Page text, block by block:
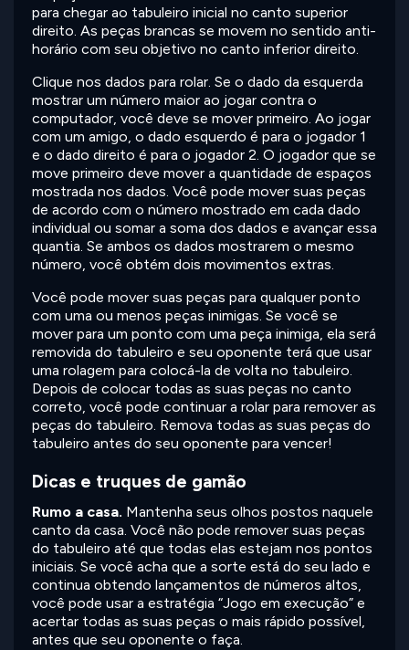
para chegar ao tabuleiro inicial no canto superior
direito. As peças brancas se movem no sentido anti-
horário com seu objetivo no canto inferior direito.
Clique nos dados para rolar. Se o dado da esquerda
mostrar um número maior ao jogar contra o
computador, você deve se mover primeiro. Ao jogar
com um amigo, o dado esquerdo é para o jogador 1
e o dado direito é para o jogador 2. O jogador que se
move primeiro deve mover a quantidade de espaços
mostrada nos dados. Você pode mover suas peças
de acordo com o número mostrado em cada dado
individual ou somar a soma dos dados e avançar essa
quantia. Se ambos os dados mostrarem o mesmo
número, você obtém dois movimentos extras.
Você pode mover suas peças para qualquer ponto
com uma ou menos peças inimigas. Se você se
mover para um ponto com uma peça inimiga, ela será
removida do tabuleiro e seu oponente terá que usar
uma rolagem para colocá-la de volta no tabuleiro.
Depois de colocar todas as suas peças no canto
correto, você pode continuar a rolar para remover as
peças do tabuleiro. Remova todas as suas peças do
tabuleiro antes do seu oponente para vencer!
Dicas e truques de gamão
Rumo a casa. Mantenha seus olhos postos naquele
canto da casa. Você não pode remover suas peças
do tabuleiro até que todas elas estejam nos pontos
iniciais. Se você acha que a sorte está do seu lado e
continua obtendo lançamentos de números altos,
você pode usar a estratégia “Jogo em execução” e
acertar todas as suas peças o mais rápido possível,
antes que seu oponente o faça.